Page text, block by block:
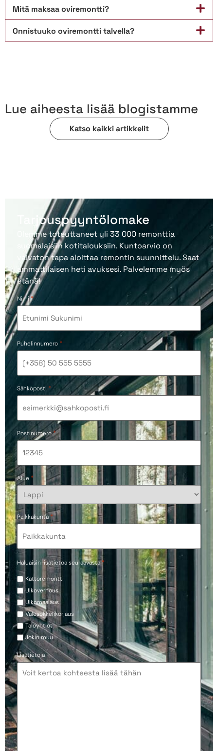
Mitä maksaa oviremontti?
Onnistuuko oviremontti talvella?
Lue aiheesta lisää blogistamme
Katso kaikki artikkelit
Tarjouspyyntölomake
Olemme toteuttaneet yli 33 000 remonttia
suomalaisiin kotitalouksiin. Kuntoarvio on
vaivaton tapa aloittaa remontin suunnittelu. Saat
ammattilaisen heti avuksesi. Palvelemme myös
etänä!
Nimi *
Puhelinnumero *
Sähköposti *
Postinumero *
Alue *
Paikkakunta *
Haluaisin lisätietoa seuraavasta *
Kattoremontti
Ulkoverhous
Ulkomaalaus
Valesokkelikorjaus
Taloyhtiöt
Jokin muu
Lisätietoja